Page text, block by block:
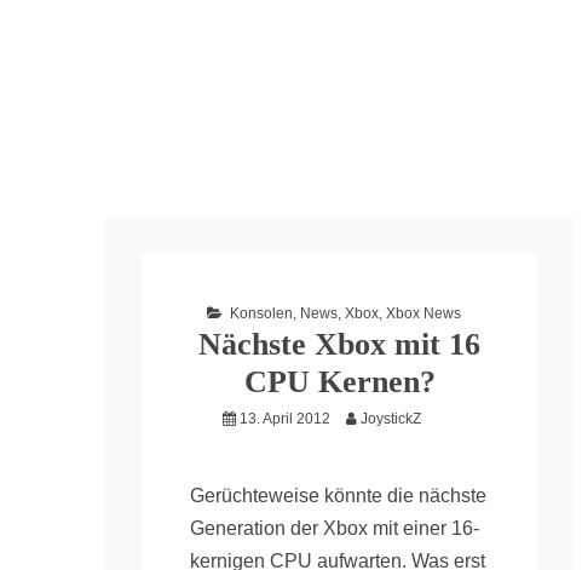
Konsolen, News, Xbox, Xbox News
Nächste Xbox mit 16
CPU Kernen?
13. April 2012 JoystickZ
Gerüchteweise könnte die nächste
Generation der Xbox mit einer 16-
kernigen CPU aufwarten. Was erst